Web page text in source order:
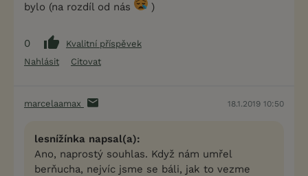
bylo (na rozdíl od nás
)
0
Kvalitní příspěvek
Nahlásit
Citovat
marcelaamax 18.1.2019 10:50
lesnížínka napsal(a):
Ano, naprostý souhlas. Když nám umřel
berňucha, nejvíc jsme se báli, jak to vezme